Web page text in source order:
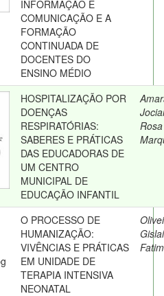
INFORMAÇÃO E
COMUNICAÇÃO E A
FORMAÇÃO
CONTINUADA DE
DOCENTES DO
ENSINO MÉDIO
HOSPITALIZAÇÃO POR
DOENÇAS
RESPIRATÓRIAS:
SABERES E PRÁTICAS
DAS EDUCADORAS DE
UM CENTRO
MUNICIPAL DE
EDUCAÇÃO INFANTIL
Rosa
O PROCESSO DE
HUMANIZAÇÃO:
VIVÊNCIAS E PRÁTICAS
EM UNIDADE DE
TERAPIA INTENSIVA
NEONATAL